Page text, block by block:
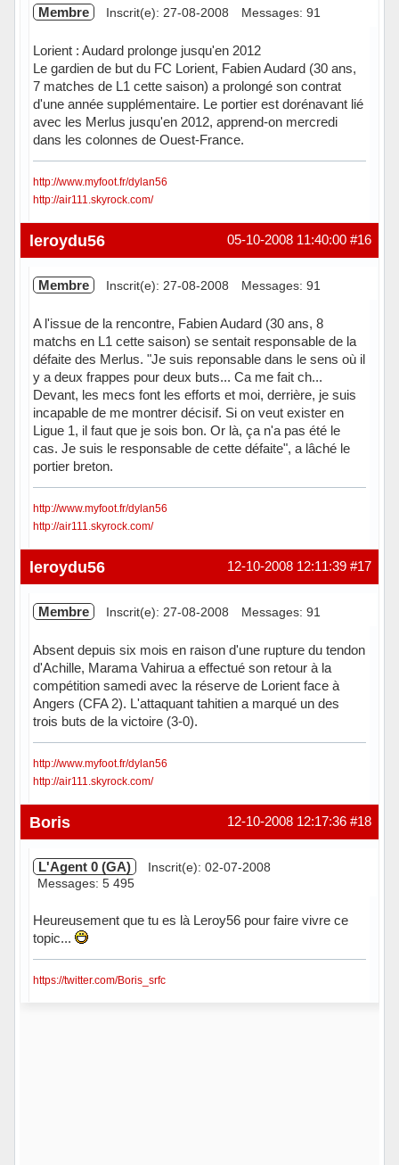
Membre Inscrit(e): 27-08-2008 Messages: 91
Lorient : Audard prolonge jusqu'en 2012
Le gardien de but du FC Lorient, Fabien Audard (30 ans,
7 matches de L1 cette saison) a prolongé son contrat
d'une année supplémentaire. Le portier est dorénavant lié
avec les Merlus jusqu'en 2012, apprend-on mercredi
dans les colonnes de Ouest-France.
http://www.myfoot.fr/dylan56
http://air111.skyrock.com/
Hors ligne #16
05-10-2008 11:40:00
leroydu56
Membre Inscrit(e): 27-08-2008 Messages: 91
A l'issue de la rencontre, Fabien Audard (30 ans, 8
matchs en L1 cette saison) se sentait responsable de la
défaite des Merlus. "Je suis reponsable dans le sens où il
y a deux frappes pour deux buts... Ca me fait ch...
Devant, les mecs font les efforts et moi, derrière, je suis
incapable de me montrer décisif. Si on veut exister en
Ligue 1, il faut que je sois bon. Or là, ça n'a pas été le
cas. Je suis le responsable de cette défaite", a lâché le
portier breton.
http://www.myfoot.fr/dylan56
http://air111.skyrock.com/
Hors ligne #17
12-10-2008 12:11:39
leroydu56
Membre Inscrit(e): 27-08-2008 Messages: 91
Absent depuis six mois en raison d'une rupture du tendon
d'Achille, Marama Vahirua a effectué son retour à la
compétition samedi avec la réserve de Lorient face à
Angers (CFA 2). L'attaquant tahitien a marqué un des
trois buts de la victoire (3-0).
http://www.myfoot.fr/dylan56
http://air111.skyrock.com/
Hors ligne #18
12-10-2008 12:17:36
Boris
L'Agent 0 (GA)
Inscrit(e): 02-07-2008
Messages: 5 495
Heureusement que tu es là Leroy56 pour faire vivre ce
topic...
https://twitter.com/Boris_srfc